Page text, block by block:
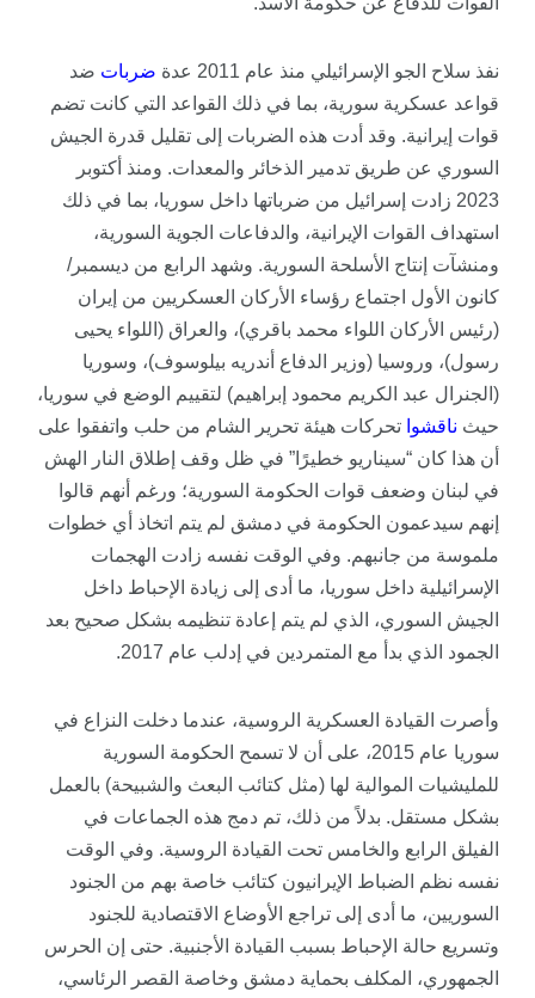
نفذ سلاح الجو الإسرائيلي منذ عام 2011 عدة ضربات ضد
قواعد عسكرية سورية، بما في ذلك القواعد التي كانت تضم
قوات إيرانية. وقد أدت هذه الضربات إلى تقليل قدرة الجيش
السوري عن طريق تدمير الذخائر والمعدات. ومنذ أكتوبر
2023 زادت إسرائيل من ضرباتها داخل سوريا، بما في ذلك
استهداف القوات الإيرانية، والدفاعات الجوية السورية،
ومنشآت إنتاج الأسلحة السورية. وشهد الرابع من ديسمبر/
كانون الأول اجتماع رؤساء الأركان العسكريين من إيران
(رئيس الأركان اللواء محمد باقري)، والعراق (اللواء يحيى
رسول)، وروسيا (وزير الدفاع أندريه بيلوسوف)، وسوريا
(الجنرال عبد الكريم محمود إبراهيم) لتقييم الوضع في سوريا،
حيث ناقشوا تحركات هيئة تحرير الشام من حلب واتفقوا على
أن هذا كان “سيناريو خطيرًا” في ظل وقف إطلاق النار الهش
في لبنان وضعف قوات الحكومة السورية؛ ورغم أنهم قالوا
إنهم سيدعمون الحكومة في دمشق لم يتم اتخاذ أي خطوات
ملموسة من جانبهم. وفي الوقت نفسه زادت الهجمات
الإسرائيلية داخل سوريا، ما أدى إلى زيادة الإحباط داخل
الجيش السوري، الذي لم يتم إعادة تنظيمه بشكل صحيح بعد
الجمود الذي بدأ مع المتمردين في إدلب عام 2017.
وأصرت القيادة العسكرية الروسية، عندما دخلت النزاع في
سوريا عام 2015، على أن لا تسمح الحكومة السورية
للمليشيات الموالية لها (مثل كتائب البعث والشبيحة) بالعمل
بشكل مستقل. بدلاً من ذلك، تم دمج هذه الجماعات في
الفيلق الرابع والخامس تحت القيادة الروسية. وفي الوقت
نفسه نظم الضباط الإيرانيون كتائب خاصة بهم من الجنود
السوريين، ما أدى إلى تراجع الأوضاع الاقتصادية للجنود
وتسريع حالة الإحباط بسبب القيادة الأجنبية. حتى إن الحرس
الجمهوري، المكلف بحماية دمشق وخاصة القصر الرئاسي،